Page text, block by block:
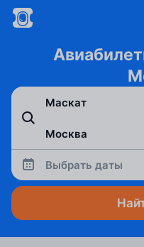
Выбрать даты